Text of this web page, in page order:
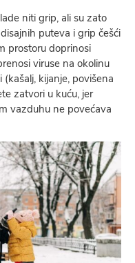
niti grip, ali su zato
puteva i grip češći
prostoru doprinosi
viruse na okolinu
kijanje, povišena
zatvori u kuću, jer
vazduhu ne povećava